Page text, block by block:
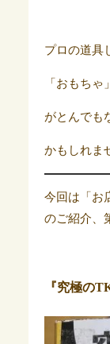
プロの道具
「おもちゃ」
がとんでも
かもしれま
今回は「お
のご紹介、
『究極の